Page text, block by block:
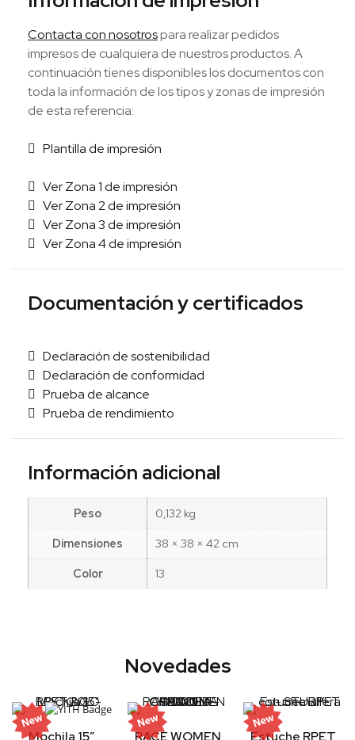
Contacta con nosotrospara realizar pedidos
impresos de cualquiera de nuestros productos. A
continuación tienes disponibles los documentos con
toda la información de los tipos y zonas de impresión
de esta referencia:
Plantilla de impresión
Ver Zona 1 de impresión
Ver Zona 2 de impresión
Ver Zona 3 de impresión
Ver Zona 4 de impresión
Documentación y certificados
Declaración de sostenibilidad
Declaración de conformidad
Prueba de alcance
Prueba de rendimiento
Información adicional
Peso
0,132 kg
Dimensiones
38 × 38 × 42 cm
Color
13
Novedades
Mochila 15″ RACE WOMEN Estuche RPET